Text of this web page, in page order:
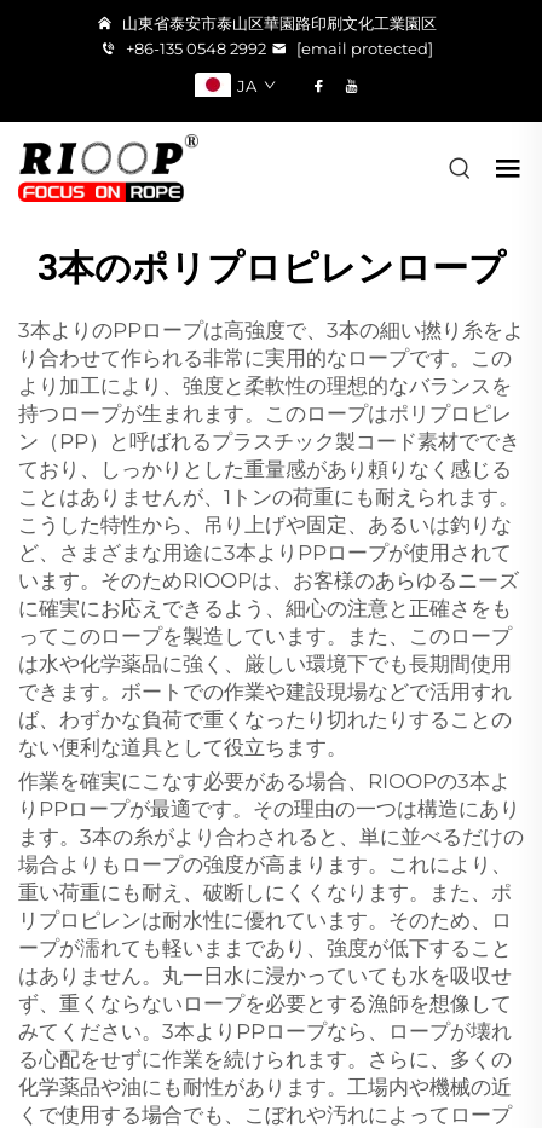
山東省泰安市泰山区華園路印刷文化工業園区
+86-135 0548 2992
[email protected]
JA
3本のポリプロピレンロープ
3本よりのPPロープは高強度で、3本の細い撚り糸をよ
り合わせて作られる非常に実用的なロープです。この
より加工により、強度と柔軟性の理想的なバランスを
持つロープが生まれます。このロープはポリプロピレ
ン（PP）と呼ばれるプラスチック製コード素材ででき
ており、しっかりとした重量感があり頼りなく感じる
ことはありませんが、1トンの荷重にも耐えられます。
こうした特性から、吊り上げや固定、あるいは釣りな
ど、さまざまな用途に3本よりPPロープが使用されて
います。そのためRIOOPは、お客様のあらゆるニーズ
に確実にお応えできるよう、細心の注意と正確さをも
ってこのロープを製造しています。また、このロープ
は水や化学薬品に強く、厳しい環境下でも長期間使用
できます。ボートでの作業や建設現場などで活用すれ
ば、わずかな負荷で重くなったり切れたりすることの
ない便利な道具として役立ちます。
作業を確実にこなす必要がある場合、RIOOPの3本よ
りPPロープが最適です。その理由の一つは構造にあり
ます。3本の糸がより合わされると、単に並べるだけの
場合よりもロープの強度が高まります。これにより、
重い荷重にも耐え、破断しにくくなります。また、ポ
リプロピレンは耐水性に優れています。そのため、ロ
ープが濡れても軽いままであり、強度が低下すること
はありません。丸一日水に浸かっていても水を吸収せ
ず、重くならないロープを必要とする漁師を想像して
みてください。3本よりPPロープなら、ロープが壊れ
る心配をせずに作業を続けられます。さらに、多くの
化学薬品や油にも耐性があります。工場内や機械の近
くで使用する場合でも、こぼれや汚れによってロープ